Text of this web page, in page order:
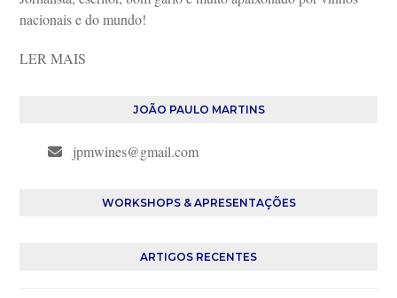
nacionais e do mundo!
LER MAIS
JOÃO PAULO MARTINS
jpmwines@gmail.com
WORKSHOPS & APRESENTAÇÕES
ARTIGOS RECENTES